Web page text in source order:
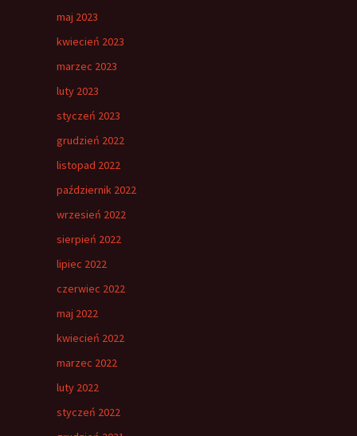
maj 2023
kwiecień 2023
marzec 2023
luty 2023
styczeń 2023
grudzień 2022
listopad 2022
październik 2022
wrzesień 2022
sierpień 2022
lipiec 2022
czerwiec 2022
maj 2022
kwiecień 2022
marzec 2022
luty 2022
styczeń 2022